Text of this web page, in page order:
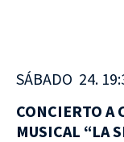
SÁBADO 24.
CONCIERTO A
MUSICAL “LA